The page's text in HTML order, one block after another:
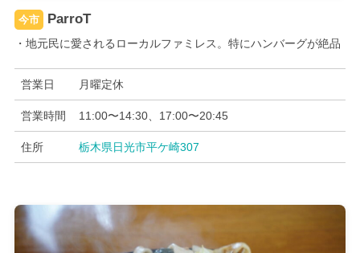
今市 ParroT
・地元民に愛されるローカルファミレス。特にハンバーグが絶品
営業日 月曜定休
営業時間 11:00〜14:30、17:00〜20:45
住所 栃木県日光市平ケ崎307